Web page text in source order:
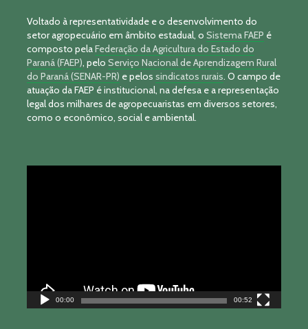
Voltado à representatividade e o desenvolvimento do
setor agropecuário em âmbito estadual, o Sistema FAEP é
composto pelaFederação da Agricultura do Estado do
Paraná (FAEP), pelo Serviço Nacional de Aprendizagem Rural
do Paraná (SENAR-PR) e pelos sindicatos rurais. O campo de
atuação da FAEP é institucional, na defesa e a representação
legal dos milhares de agropecuaristas em diversos setores,
como o econômico, social e ambiental.
00:00 00:52